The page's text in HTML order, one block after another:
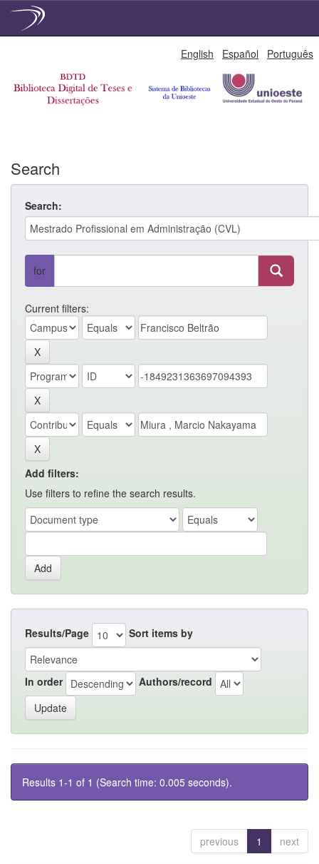
English Español Português
Search
Search:
for
Current filters:
Add filters:
Use filters to refine the search results.
Results/Page Sort items by
In order Authors/record
Results 1-1 of 1 (Search time: 0.005 seconds).
previous 1 next